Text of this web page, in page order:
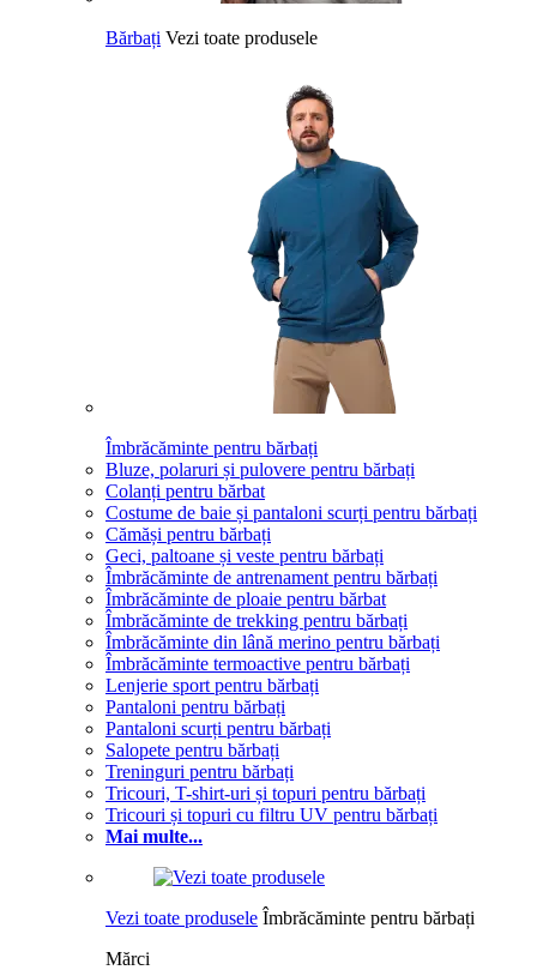
Bărbați Vezi toate produsele
Îmbrăcăminte pentru bărbați
Bluze, polaruri și pulovere pentru bărbați
Colanți pentru bărbat
Costume de baie și pantaloni scurți pentru bărbați
Cămăși pentru bărbați
Geci, paltoane și veste pentru bărbați
Îmbrăcăminte de antrenament pentru bărbați
Îmbrăcăminte de ploaie pentru bărbat
Îmbrăcăminte de trekking pentru bărbați
Îmbrăcăminte din lână merino pentru bărbați
Îmbrăcăminte termoactive pentru bărbați
Lenjerie sport pentru bărbați
Pantaloni pentru bărbați
Pantaloni scurți pentru bărbați
Salopete pentru bărbați
Treninguri pentru bărbați
Tricouri, T-shirt-uri și topuri pentru bărbați
Tricouri și topuri cu filtru UV pentru bărbați
Mai multe...
Vezi toate produsele Îmbrăcăminte pentru bărbați
Mărci